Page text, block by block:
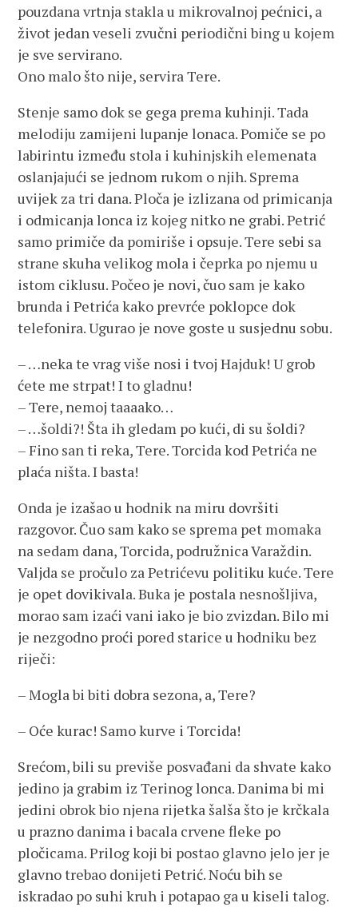
pouzdana vrtnja stakla u mikrovalnoj pećnici, a
život jedan veseli zvučni periodični bing u kojem
je sve servirano.
Ono malo što nije, servira Tere.
Stenje samo dok se gega prema kuhinji. Tada
melodiju zamijeni lupanje lonaca. Pomiče se po
labirintu između stola i kuhinjskih elemenata
oslanjajući se jednom rukom o njih. Sprema
uvijek za tri dana. Ploča je izlizana od primicanja
i odmicanja lonca iz kojeg nitko ne grabi. Petrić
samo primiče da pomiriše i opsuje. Tere sebi sa
strane skuha velikog mola i čeprka po njemu u
istom ciklusu. Počeo je novi, čuo sam je kako
brunda i Petrića kako prevrće poklopce dok
telefonira. Ugurao je nove goste u susjednu sobu.
– …neka te vrag više nosi i tvoj Hajduk! U grob
ćete me strpat! I to gladnu!
– Tere, nemoj taaaako…
– …šoldi?! Šta ih gledam po kući, di su šoldi?
– Fino san ti reka, Tere. Torcida kod Petrića ne
plaća ništa. I basta!
Onda je izašao u hodnik na miru dovršiti
razgovor. Čuo sam kako se sprema pet momaka
na sedam dana, Torcida, podružnica Varaždin.
Valjda se pročulo za Petrićevu politiku kuće. Tere
je opet dovikivala. Buka je postala nesnošljiva,
morao sam izaći vani iako je bio zvizdan. Bilo mi
je nezgodno proći pored starice u hodniku bez
riječi:
– Mogla bi biti dobra sezona, a, Tere?
– Oće kurac! Samo kurve i Torcida!
Srećom, bili su previše posvađani da shvate kako
jedino ja grabim iz Terinog lonca. Danima bi mi
jedini obrok bio njena rijetka šalša što je krčkala
u prazno danima i bacala crvene fleke po
pločicama. Prilog koji bi postao glavno jelo jer je
glavno trebao donijeti Petrić. Noću bih se
iskradao po suhi kruh i potapao ga u kiseli talog.